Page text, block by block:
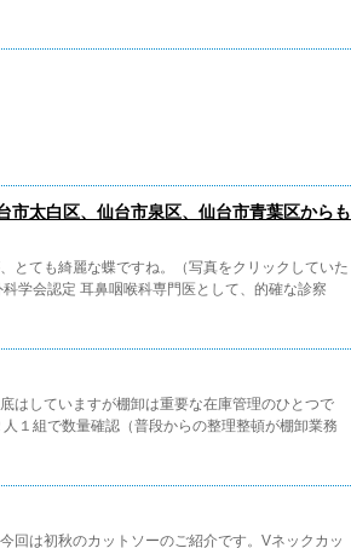
市太白区、仙台市泉区、仙台市青葉区からも
とても綺麗な蝶ですね。（写真をクリックしていた
学会認定 耳鼻咽喉科専門医として、的確な診察
はしていますが棚卸は重要な在庫管理のひとつで
１組で数量確認（普段からの整理整頓が棚卸業務
回は初秋のカットソーのご紹介です。Vネックカッ